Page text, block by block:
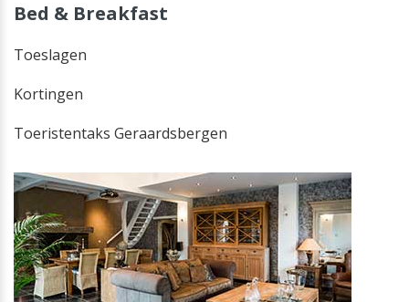
Bed & Breakfast
Toeslagen
Kortingen
Toeristentaks Geraardsbergen